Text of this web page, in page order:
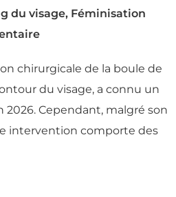
du visage, Féminisation
chirurgicale de la boule de
du visage, a connu un
Cependant, malgré son
intervention comporte des